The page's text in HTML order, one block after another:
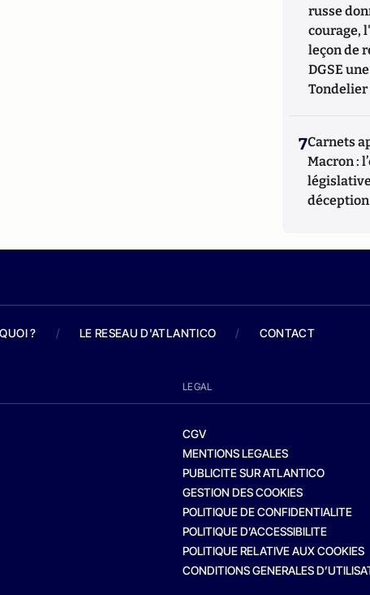
russe
courage,
leçon de
DGSE
7Carnets
Macron :
? / LE RESEAU D'ATLANTICO / CONTACT
LEGAL
CGV
MENTIONS LEGALES
PUBLICITE SUR ATLANTICO
GESTION DES COOKIES
POLITIQUE DE CONFIDENTIALITE
POLITIQUE D’ACCESSIBILITE
POLITIQUE RELATIVE AUX COOKIES
CONDITIONS GENERALES